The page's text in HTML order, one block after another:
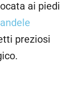
ai piedi
preziosi